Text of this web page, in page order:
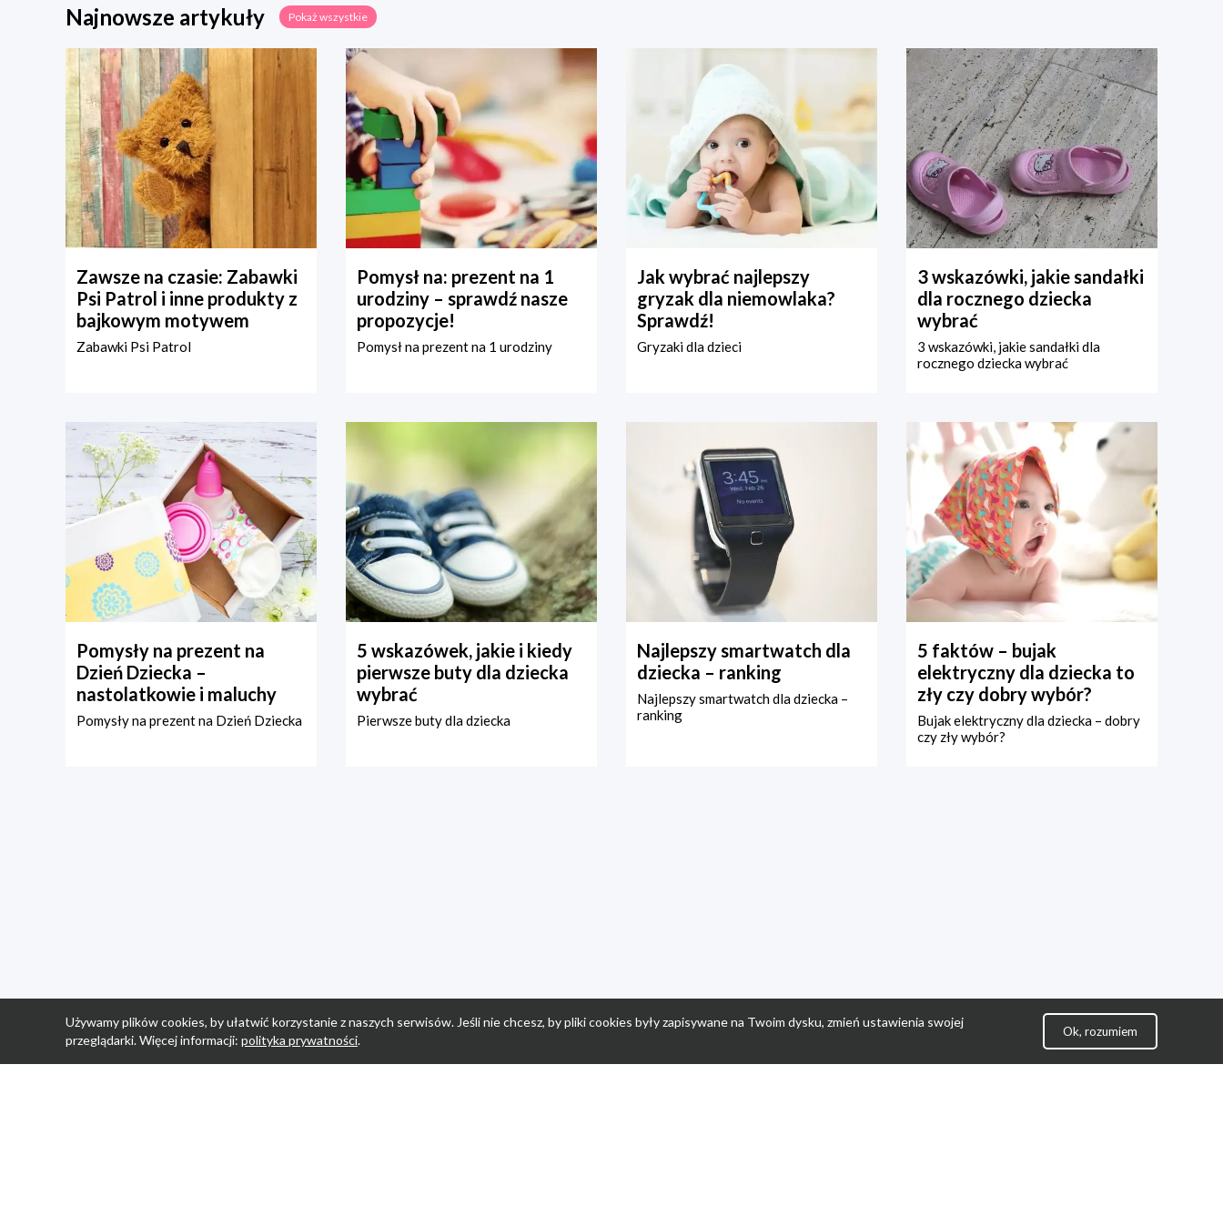
Najnowsze artykuły Pokaż wszystkie
Zawsze na czasie: Zabawki
Psi Patrol i inne produkty z
bajkowym motywem
Zabawki Psi Patrol
Pomysł na: prezent na 1
urodziny – sprawdź nasze
propozycje!
Pomysł na prezent na 1 urodziny
Jak wybrać najlepszy
gryzak dla niemowlaka?
Sprawdź!
Gryzaki dla dzieci
3 wskazówki, jakie sandałki
dla rocznego dziecka
wybrać
3 wskazówki, jakie sandałki dla
rocznego dziecka wybrać
Pomysły na prezent na
Dzień Dziecka –
nastolatkowie i maluchy
Pomysły na prezent na Dzień Dziecka
5 wskazówek, jakie i kiedy
pierwsze buty dla dziecka
wybrać
Pierwsze buty dla dziecka
Najlepszy smartwatch dla
dziecka – ranking
Najlepszy smartwatch dla dziecka –
ranking
5 faktów – bujak
elektryczny dla dziecka to
zły czy dobry wybór?
Bujak elektryczny dla dziecka – dobry
czy zły wybór?
Używamy plików cookies, by ułatwić korzystanie z naszych serwisów. Jeśli nie chcesz, by pliki cookies były zapisywane na Twoim dysku, zmień ustawienia swojej
przeglądarki. Więcej informacji: polityka prywatności.
Ok, rozumiem